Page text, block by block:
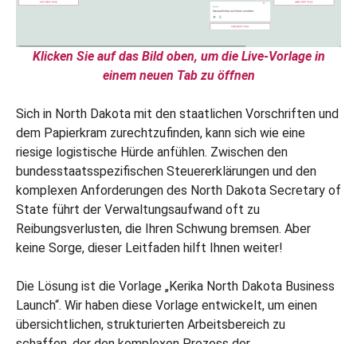
Klicken Sie auf das Bild oben, um die Live-Vorlage in
einem neuen Tab zu öffnen
Sich in North Dakota mit den staatlichen Vorschriften und
dem Papierkram zurechtzufinden, kann sich wie eine
riesige logistische Hürde anfühlen. Zwischen den
bundesstaatsspezifischen Steuererklärungen und den
komplexen Anforderungen des North Dakota Secretary of
State führt der Verwaltungsaufwand oft zu
Reibungsverlusten, die Ihren Schwung bremsen. Aber
keine Sorge, dieser Leitfaden hilft Ihnen weiter!
Die Lösung ist die Vorlage „Kerika North Dakota Business
Launch“. Wir haben diese Vorlage entwickelt, um einen
übersichtlichen, strukturierten Arbeitsbereich zu